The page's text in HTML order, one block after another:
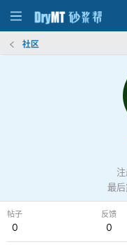
社区
最
帖子
0
反馈
0